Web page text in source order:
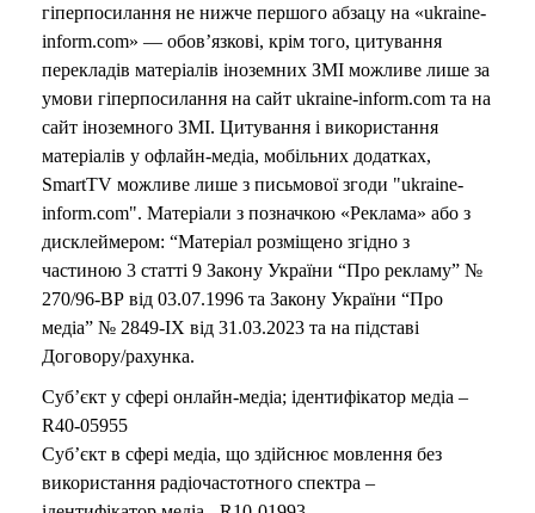
гіперпосилання не нижче першого абзацу на «ukraine-
inform.com» — обов’язкові, крім того, цитування
перекладів матеріалів іноземних ЗМІ можливе лише за
умови гіперпосилання на сайт ukraine-inform.com та на
сайт іноземного ЗМІ. Цитування і використання
матеріалів у офлайн-медіа, мобільних додатках,
SmartTV можливе лише з письмової згоди "ukraine-
inform.com". Матеріали з позначкою «Реклама» або з
дисклеймером: “Матеріал розміщено згідно з
частиною 3 статті 9 Закону України “Про рекламу” №
270/96-ВР від 03.07.1996 та Закону України “Про
медіа” № 2849-IX від 31.03.2023 та на підставі
Договору/рахунка.
Суб’єкт у сфері онлайн-медіа; ідентифікатор медіа –
R40-05955
Суб’єкт в сфері медіа, що здійснює мовлення без
використання радіочастотного спектра –